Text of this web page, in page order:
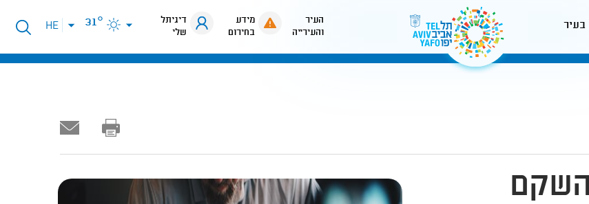
בעיר
העיר
והעירייה
מידע
בחירום
דיגיתל
שלי
31°
פתיחת
תפריט
HE